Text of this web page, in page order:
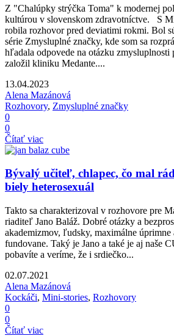
Z "Chalúpky strýčka Toma" k modernej
kultúrou v slovenskom zdravotníctve. S
robila rozhovor pred deviatimi rokmi. Bol
série Zmysluplné značky, kde som sa
hľadala odpovede na otázku zmysluplnosti
založil kliniku Medante....
13.04.2023
Alena Mazánová
Rozhovory, Zmysluplné značky
0
0
Čítať viac
Bývalý učiteľ, chlapec, čo mal
biely heterosexuál
Takto sa charakterizoval v rozhovore pre
riaditeľ Jano Baláž. Dobré otázky a
akademizmov, ľudsky, maximálne úprimne
fundovane. Taký je Jano a také je aj naše
pobavíte a veríme, že i srdiečko...
02.07.2021
Alena Mazánová
Kockáči, Mini-stories, Rozhovory
0
0
Čítať viac